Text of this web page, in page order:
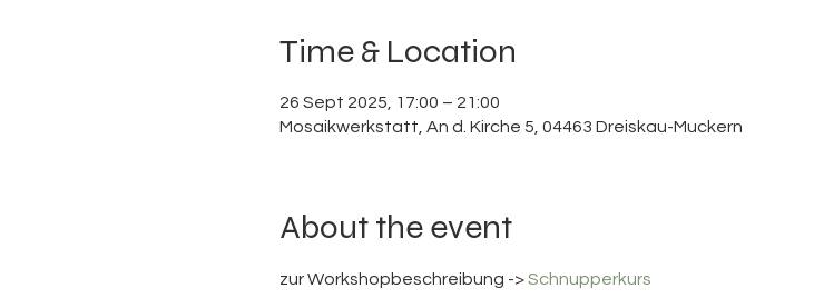
Time & Location
26 Sept 2025, 17:00 – 21:00
Mosaikwerkstatt, An d. Kirche 5, 04463 Dreiskau-Muckern
About the event
zur Workshopbeschreibung -> Schnupperkurs